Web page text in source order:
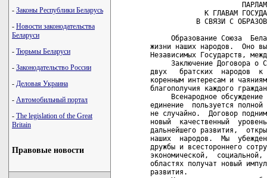
- Законы Республики Беларусь
- Новости законодательства
Беларуси
- Тюрьмы Беларуси
- Законодательство России
- Деловая Украина
- Автомобильный портал
- The legislation of the Great
Britain
Правовые новости
К ГЛАВАМ
В СВЯЗИ С
Образование Союза
жизни наших народов.  Оно
Независимых Государств,
Заключение Договора о
двух   братских  народов  к
коренным интересам и
благополучия каждого
Всенародное обсуждение
единение  пользуется
не случайно.  Договор
новый  качественный
дальнейшего развития,
наших  народов.  Мы
дружбы и всестороннего
экономической,
областях получат новый
развития.